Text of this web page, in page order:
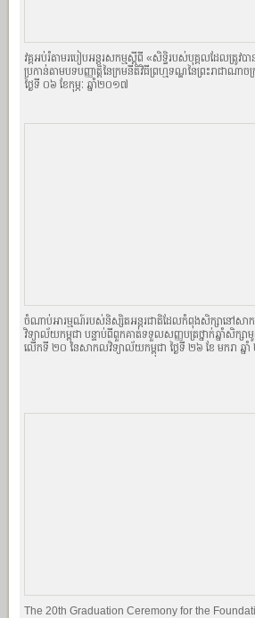
វគ្គអប់រំតាមរបៀបអន្តរសកម្មស្តីពី «សិទិ្ធរបស់បុគ្គលដែលត្រូវប
ប្រកាន់តាមបទបញ្ញាតិ្តនៃក្រមនីតិវិធីព្រហ្មទណ្ឌនៃព្រះរាជាណាចក្
ថ្ងៃទី ០៦ ខែកុម្ភៈ ឆ្នាំ២០១៧
ចំណាប់អារម្មណ៍របស់និស្សិតអន្តរជាតិដែលកំពុងសិក្សានៅសា
វិទ្យាល័យកម្ពុជា បន្ទាប់ពីពួកគាត់ទទួលសញ្ញបត្រថ្នាក់ឆ្នាំសិក្សា
លើកទី ២០ នៃសាកលវិទ្យាល័យកម្ពុជា ថ្ងៃទី ២៦ ខែ មករា ឆ្
The 20th Graduation Ceremony for the